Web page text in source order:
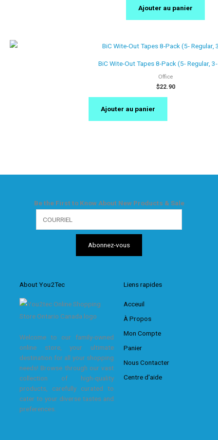
Ajouter au panier
BiC Wite-Out Tapes 8-Pack (5- Regular,
Office
$22.90
Ajouter au panier
Be the First to Know About New Products & Sale
About You2Tec
Welcome to our family-owned
online store, your ultimate
destination for all your shopping
needs! Browse through our vast
collection of high-quality
products, carefully curated to
cater to your diverse tastes and
preferences.
Liens rapides
Acceuil
À Propos
Mon Compte
Panier
Nous Contacter
Centre d'aide